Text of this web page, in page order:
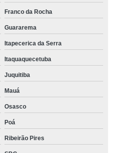
Franco da Rocha
Guararema
Itapecerica da Serra
Itaquaquecetuba
Juquitiba
Mauá
Osasco
Poá
Ribeirão Pires